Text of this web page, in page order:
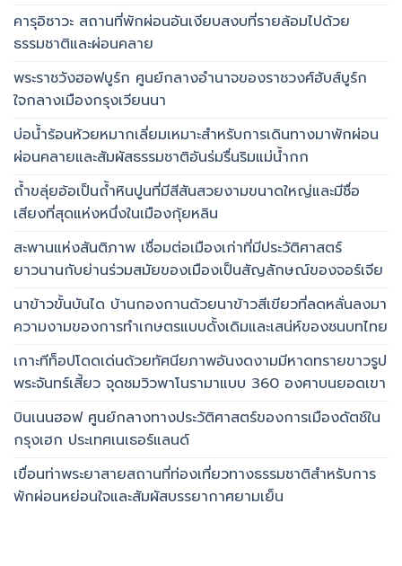
คารุอิซาวะ สถานที่พักผ่อนอันเงียบสงบที่รายล้อมไปด้วย
ธรรมชาติและผ่อนคลาย
พระราชวังฮอฟบูร์ก ศูนย์กลางอำนาจของราชวงศ์ฮับส์บูร์ก
ใจกลางเมืองกรุงเวียนนา
บ่อน้ำร้อนห้วยหมากเลี่ยมเหมาะสำหรับการเดินทางมาพักผ่อน
ผ่อนคลายและสัมผัสธรรมชาติอันร่มรื่นริมแม่น้ำกก
ถ้ำขลุ่ยอ้อเป็นถ้ำหินปูนที่มีสีสันสวยงามขนาดใหญ่และมีชื่อ
เสียงที่สุดแห่งหนึ่งในเมืองกุ้ยหลิน
สะพานแห่งสันติภาพ เชื่อมต่อเมืองเก่าที่มีประวัติศาสตร์
ยาวนานกับย่านร่วมสมัยของเมืองเป็นสัญลักษณ์ของจอร์เจีย
นาข้าวขั้นบันได บ้านกองกานด้วยนาข้าวสีเขียวที่ลดหลั่นลงมา
ความงามของการทำเกษตรแบบดั้งเดิมและเสน่ห์ของชนบทไทย
เกาะทีท็อปโดดเด่นด้วยทัศนียภาพอันงดงามมีหาดทรายขาวรูป
พระจันทร์เสี้ยว จุดชมวิวพาโนรามาแบบ 360 องศาบนยอดเขา
บินเนนฮอฟ ศูนย์กลางทางประวัติศาสตร์ของการเมืองดัตช์ใน
กรุงเฮก ประเทศเนเธอร์แลนด์
เขื่อนท่าพระยาสายสถานที่ท่องเที่ยวทางธรรมชาติสำหรับการ
พักผ่อนหย่อนใจและสัมผัสบรรยากาศยามเย็น